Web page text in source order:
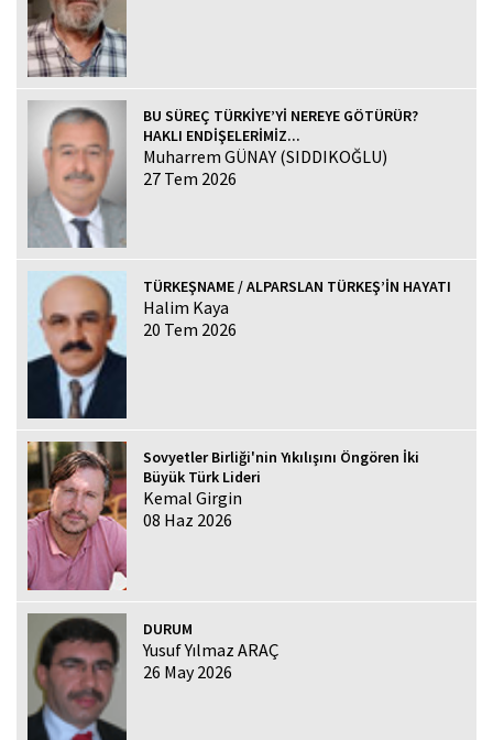
BU SÜREÇ TÜRKİYE’Yİ NEREYE GÖTÜRÜR?
HAKLI ENDİŞELERİMİZ...
Muharrem GÜNAY (SIDDIKOĞLU)
27 Tem 2026
TÜRKEŞNAME / ALPARSLAN TÜRKEŞ’İN HAYATI
Halim Kaya
20 Tem 2026
Sovyetler Birliği'nin Yıkılışını Öngören İki
Büyük Türk Lideri
Kemal Girgin
08 Haz 2026
DURUM
Yusuf Yılmaz ARAÇ
26 May 2026